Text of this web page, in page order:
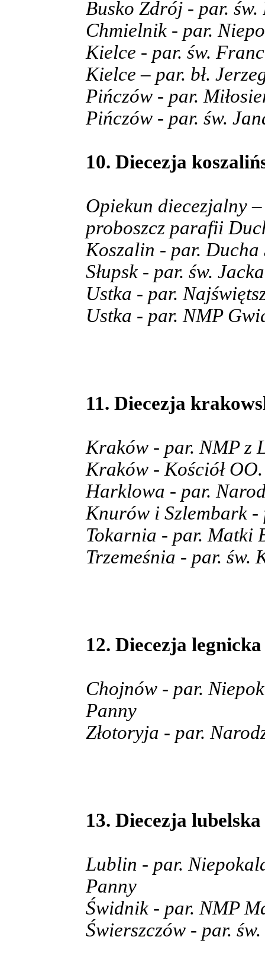
Busko Zdrój - par.
Chmielnik - par.
Kielce - par. św.
Kielce – par. bł.
Pińczów - par.
Pińczów - par. św.
10. Diecezja
Opiekun diecezjalny
proboszcz parafii
Koszalin - par. Ducha
Słupsk - par. św. Jacka
Ustka - par.
Ustka - par. NMP
11. Diecezja
Kraków - par. NMP z
Kraków - Kościół
Harklowa - par.
Knurów i Szlembark
Tokarnia - par. Matki
Trzemeśnia - par. św.
12. Diecezja
Chojnów - par.
Panny
Złotoryja - par.
13. Diecezja lubelska
Lublin - par.
Panny
Świdnik - par. NMP
Świerszczów - par.